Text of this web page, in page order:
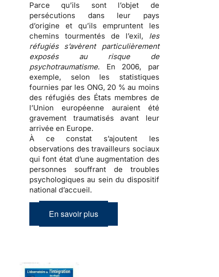
Parce qu’ils sont l’objet de
persécutions dans leur pays
d’origine et qu’ils empruntent les
chemins tourmentés de l’exil, les
réfugiés s’avèrent particulièrement
exposés au risque de
psychotraumatisme. En 2006, par
exemple, selon les statistiques
fournies par les ONG, 20 % au moins
des réfugiés des États membres de
l’Union européenne auraient été
gravement traumatisés avant leur
arrivée en Europe.
À ce constat s’ajoutent les
observations des travailleurs sociaux
qui font état d’uneaugmentation des
personnes souffrant de troubles
psychologiques au sein du dispositif
national d’accueil.
En savoir plus